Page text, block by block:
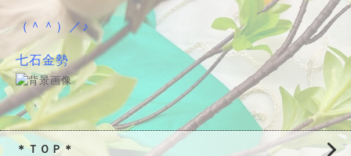
（＾＾）／♪
七石金勢
＊ＴＯＰ＊